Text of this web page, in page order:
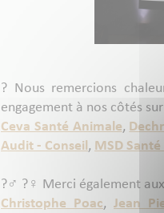
? Nous remercions
engagement à nos côtés
Ceva Santé Animale,
Audit - Conseil, MSD Santé
?‍♂️ ?‍♀️ Merci également
Christophe Poac, Jean